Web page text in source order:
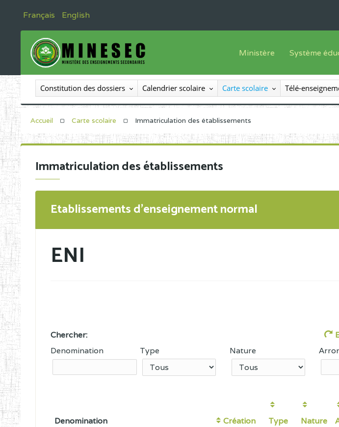
Français English
Ministère
Le Ministre
Le SEESEN
Inspection Générale des
Organigramme
Système
Offre de
Progammes
Constitution des dossiers Calendrier scolaire Carte scolaire Télé-
Accueil Carte scolaire Immatriculation des établissements
Immatriculation des établissements
Etablissements d'enseignement normal
ENI
Chercher:
Denomination
Type Nature
Denomination Création Type Nature